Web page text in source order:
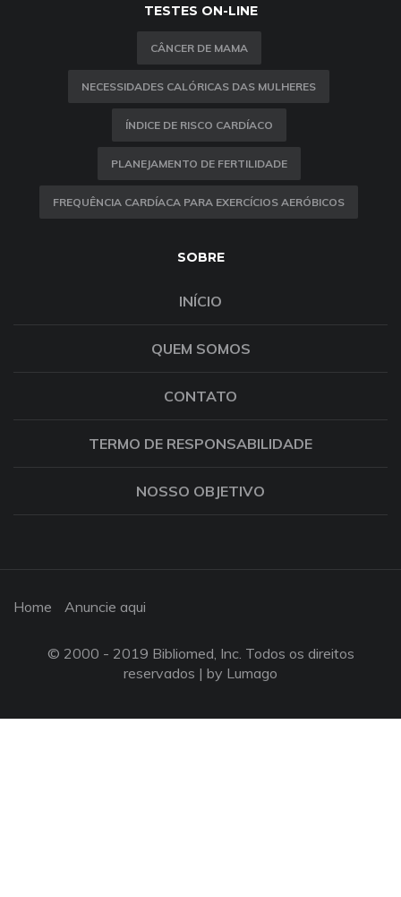
TESTES ON-LINE
CÂNCER DE MAMA
NECESSIDADES CALÓRICAS DAS MULHERES
ÍNDICE DE RISCO CARDÍACO
PLANEJAMENTO DE FERTILIDADE
FREQUÊNCIA CARDÍACA PARA EXERCÍCIOS AERÓBICOS
SOBRE
INÍCIO
QUEM SOMOS
CONTATO
TERMO DE RESPONSABILIDADE
NOSSO OBJETIVO
Home Anuncie aqui
© 2000 - 2019 Bibliomed, Inc. Todos os direitos
reservados | by Lumago